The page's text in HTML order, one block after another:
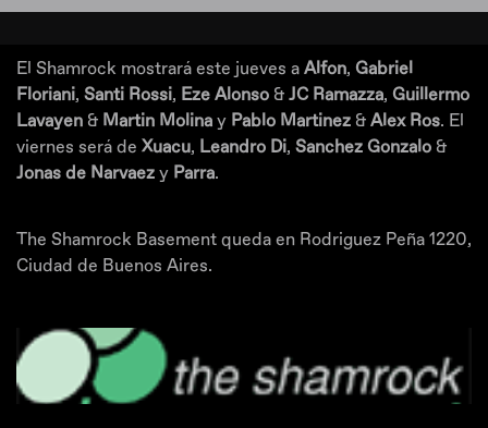
El Shamrock mostrará este jueves a Alfon, Gabriel
Floriani, Santi Rossi, Eze Alonso & JC Ramazza, Guillermo
Lavayen & Martin Molina y Pablo Martinez & Alex Ros. El
viernes será de Xuacu, Leandro Di, Sanchez Gonzalo &
Jonas de Narvaez y Parra.
The Shamrock Basement queda en Rodriguez Peña 1220,
Ciudad de Buenos Aires.